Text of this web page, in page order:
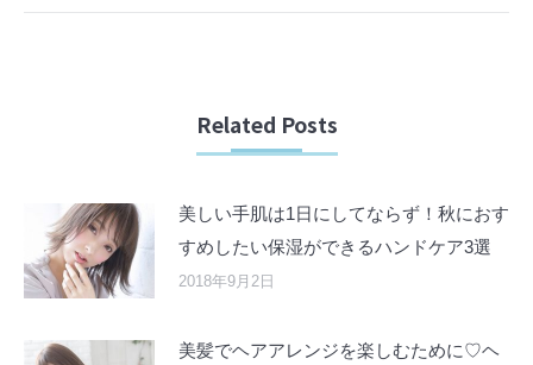
Related Posts
美しい手肌は1日にしてならず！秋におす
すめしたい保湿ができるハンドケア3選
2018年9月2日
美髪でヘアアレンジを楽しむために♡ヘ